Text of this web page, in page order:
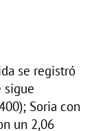
se registró
sigue
Soria con
un 2,06